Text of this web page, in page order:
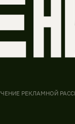
РЕКЛАМНОЙ